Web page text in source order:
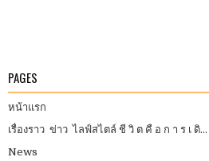
PAGES
หน้าแรก
เรื่องราว ข่าว ไลฟ์สไตล์ ชี วิ ต คื อ ก า ร เ ดิ...
News